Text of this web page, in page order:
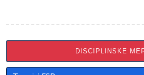
DISCIPLINSKE